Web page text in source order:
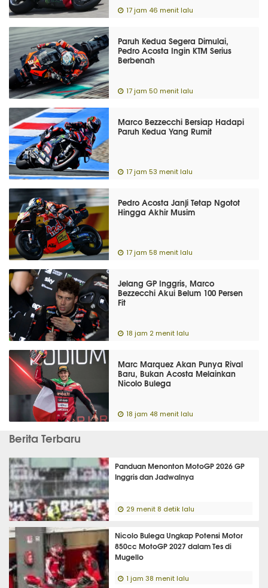
17 jam 46 menit lalu
Paruh Kedua Segera Dimulai,
Pedro Acosta Ingin KTM Serius
Berbenah
17 jam 50 menit lalu
Marco Bezzecchi Bersiap Hadapi
Paruh Kedua Yang Rumit
17 jam 53 menit lalu
Pedro Acosta Janji Tetap Ngotot
Hingga Akhir Musim
17 jam 58 menit lalu
Jelang GP Inggris, Marco
Bezzecchi Akui Belum 100 Persen
Fit
18 jam 2 menit lalu
Marc Marquez Akan Punya Rival
Baru, Bukan Acosta Melainkan
Nicolo Bulega
18 jam 48 menit lalu
Berita Terbaru
Panduan Menonton MotoGP 2026 GP
Inggris dan Jadwalnya
29 menit 8 detik lalu
Nicolo Bulega Ungkap Potensi Motor
850cc MotoGP 2027 dalam Tes di
Mugello
1 jam 38 menit lalu